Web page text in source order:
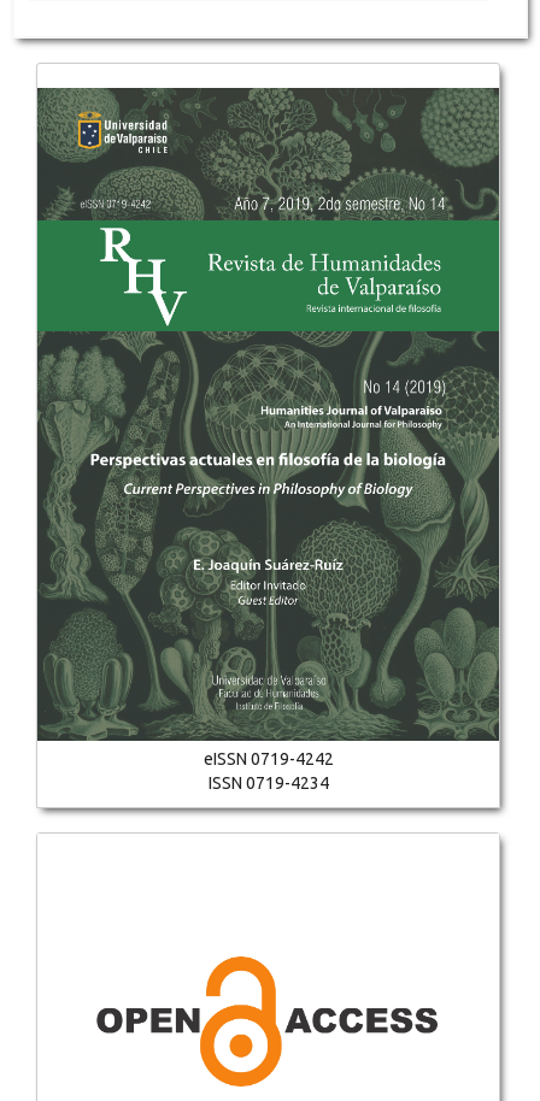
eISSN 0719-4242
ISSN 0719-4234